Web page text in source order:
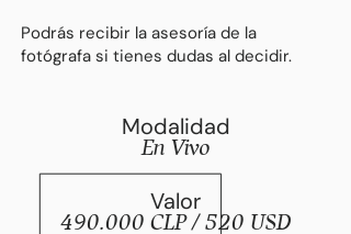
Podrás recibir la asesoría de la
fotógrafa si tienes dudas al decidir.
Modalidad
En Vivo
Valor
490.000 CLP / 520 USD